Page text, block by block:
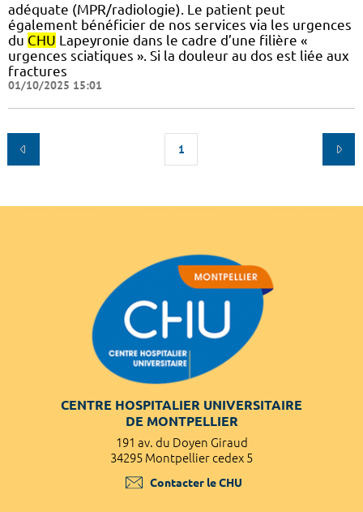
adéquate (MPR/radiologie). Le patient peut
également bénéficier de nos services via les urgences
du CHU Lapeyronie dans le cadre d’une filière «
urgences sciatiques ». Si la douleur au dos est liée aux
fractures
01/10/2025 15:01
1
CENTRE HOSPITALIER UNIVERSITAIRE
DE MONTPELLIER
191 av. du Doyen Giraud
34295 Montpellier cedex 5
Contacter le CHU